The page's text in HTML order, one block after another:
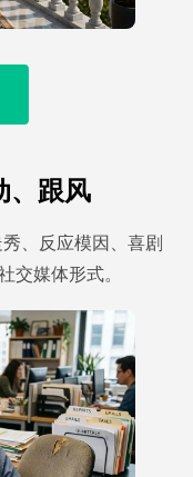
、跟风
、反应模因、喜剧
交媒体形式。